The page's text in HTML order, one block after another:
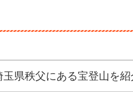
県秩父にある宝登山を